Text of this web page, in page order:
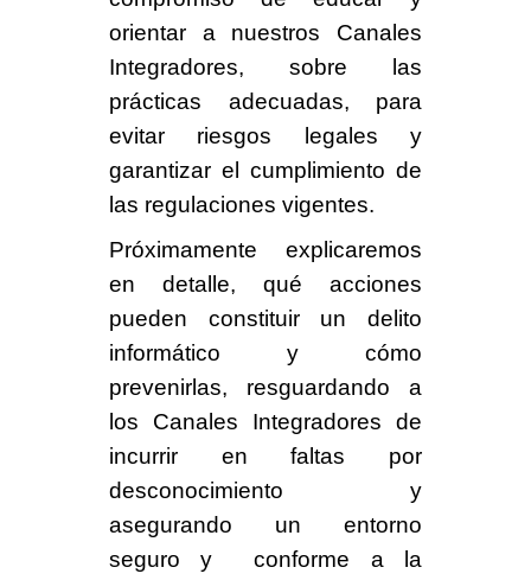
orientar a nuestros
Canales
Integradores, sobre las
prácticas adecuadas, para
evitar riesgos legales y
garantizar el cumplimiento de
las regulaciones vigentes.
Próximamente explicaremos
en detalle,qué acciones
pueden constituir un delito
informático
y cómo
prevenirlas, resguardando a
los Canales Integradores de
incurrir en faltas por
desconocimiento y
asegurando un entorno
seguro y conforme a la